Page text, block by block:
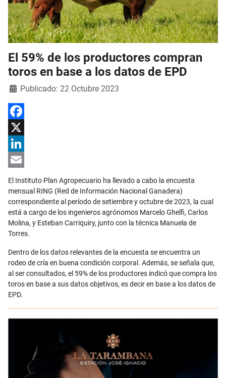
El 59% de los productores compran
toros en base a los datos de EPD
Detalles
Publicado: 22 Octubre 2023
Facebook
X
LinkedIn
Email
El Instituto Plan Agropecuario ha llevado a cabo la encuesta
mensual RING (Red de Información Nacional Ganadera)
correspondiente al período de setiembre y octubre de 2023, la cual
está a cargo de los ingenieros agrónomos Marcelo Ghelfi, Carlos
Molina, y Esteban Carriquiry, junto con la técnica Manuela de
Torres.
Dentro de los datos relevantes de la encuesta se encuentra un
rodeo de cría en buena condición corporal. Además, se señala que,
al ser consultados, el 59% de los productores indicó que compra los
toros en base a sus datos objetivos, es decir en base a los datos de
EPD.